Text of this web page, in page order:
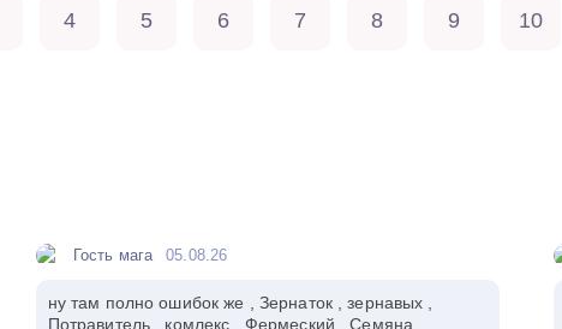
4 5 6 7 8 9 10
Гость мага 05.08.26
ну там полно ошибок же , Зернаток , зернавых ,
Потравитель , комлекс , Фермеский , Семяна